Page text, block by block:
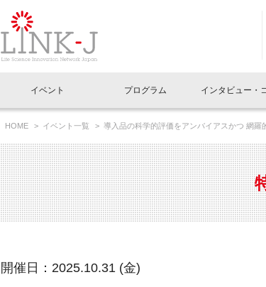
イベントお知らせメール登録
イベント
イベント一覧
LINK-J主催・共催 特別会員開催
LINK-J協賛・協力 出展・参加
プログラム
Out of Box相談室
インタビュー・
インタビュー・コラム一覧
スペシャルインタビュー ベン
連載コラム サポ
ニュース一覧
トピック プレスリリース
メディア情報 海外関連
協賛・協力
理事長挨拶 Why
国内外連携 サポ
組織概要 パン
特別会員一覧 特別
専用メニューはこちら
ラウンジ・会議室 オフ
アクセス
HOME イベント一覧 導入品の科学的評価をアンバイアスかつ 網
開催日：2025.10.31 (金)